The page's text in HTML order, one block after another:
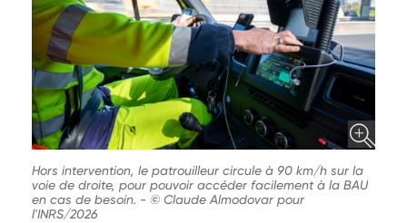
Hors intervention, le patrouilleur circule à 90 km/h sur la
voie de droite, pour pouvoir accéder facilement à la BAU
en cas de besoin. - © Claude Almodovar pour
l'INRS/2026